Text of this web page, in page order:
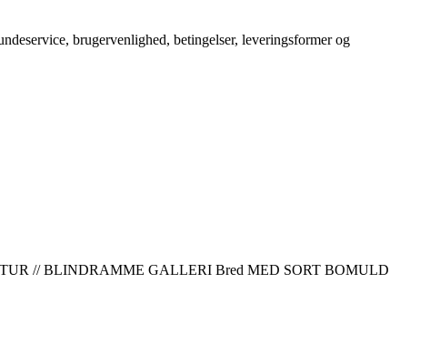
brugervenlighed, betingelser, leveringsformer og
// BLINDRAMME GALLERI Bred MED SORT BOMULD